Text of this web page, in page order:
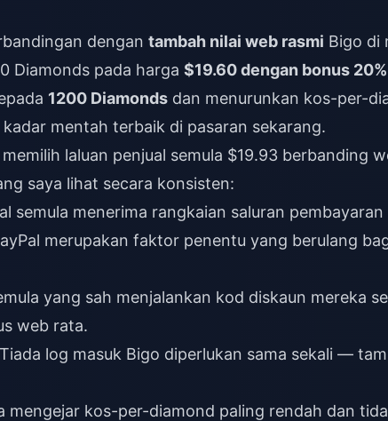
dengan tambah nilai web rasmi Bigo di
Diamonds pada harga $19.60 dengan bonus 20%
1200 Diamonds dan menurunkan kos-per-
mentah terbaik di pasaran sekarang.
laluan penjual semula $19.93 berbanding
saya lihat secara konsisten:
semula menerima rangkaian saluran
merupakan faktor penentu yang berulang
yang sah menjalankan kod diskaun mereka
web rata.
Tiada log masuk Bigo diperlukan sama sekali —
mengejar kos-per-diamond paling rendah dan